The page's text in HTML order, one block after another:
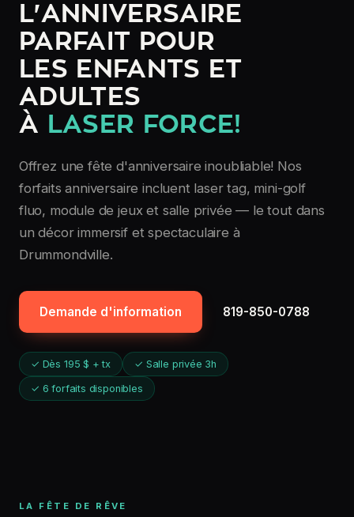
L'ANNIVERSAIRE
PARFAIT POUR
LES ENFANTS ET
ADULTES
À LASER FORCE!
Offrez une fête d'anniversaire inoubliable! Nos
forfaits anniversaire incluent laser tag, mini-golf
fluo, module de jeux et salle privée — le tout dans
un décor immersif et spectaculaire à
Drummondville.
Demande d'information 819-850-0788
✓ Dès 195 $ + tx ✓ Salle privée 3h
✓ 6 forfaits disponibles
LA FÊTE DE RÊVE